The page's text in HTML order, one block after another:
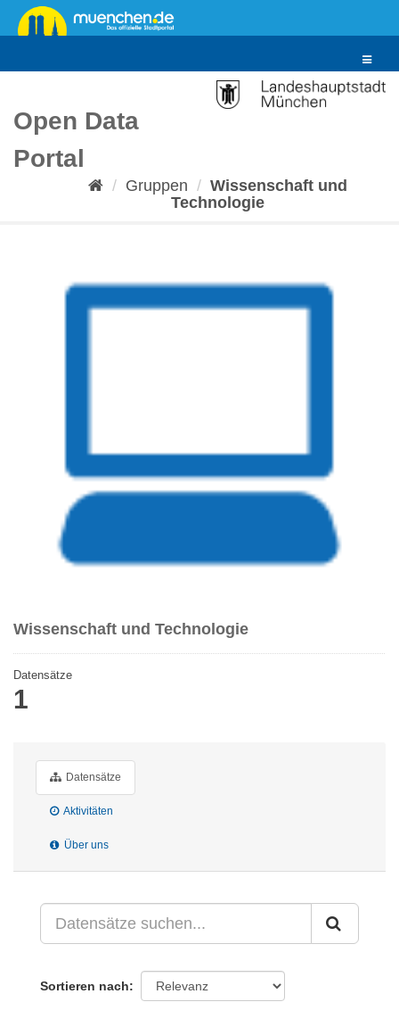
Überspringen
zum
Toggle
Open Data
Portal
Gruppen
Wissenschaft und
Technologie
Wissenschaft und Technologie
Datensätze
1
Datensätze
Aktivitäten
Über uns
Sortieren nach